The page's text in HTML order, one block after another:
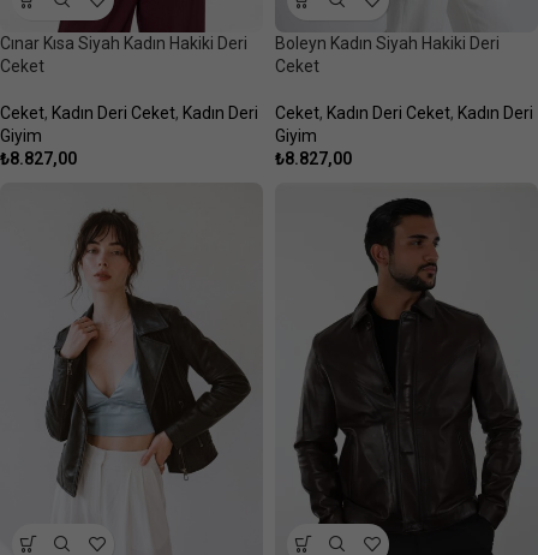
Cınar Kısa Siyah Kadın Hakiki Deri
Ceket
Ceket, Kadın Deri Ceket, Kadın Deri
Giyim
₺8.827,00
Boleyn Kadın Siyah Hakiki Deri
Ceket
Ceket, Kadın Deri Ceket, Kadın Deri
Giyim
₺8.827,00